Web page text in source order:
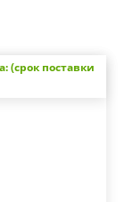
(срок поставки